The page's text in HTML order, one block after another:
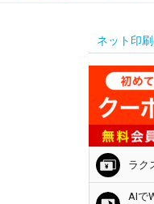
ネット印
ラク
AIで